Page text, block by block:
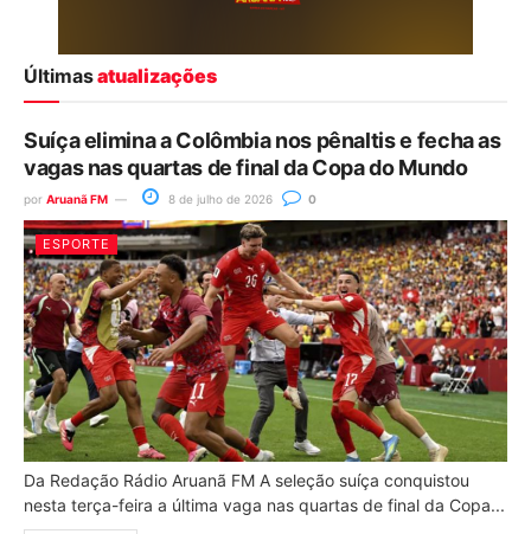
Últimasatualizações
Suíça elimina a Colômbia nos pênaltis e fecha as
vagas nas quartas de final da Copa do Mundo
por Aruanã FM 8 de julho de 2026 0
ESPORTE
Da Redação Rádio Aruanã FM A seleção suíça conquistou
nesta terça-feira a última vaga nas quartas de final da Copa...